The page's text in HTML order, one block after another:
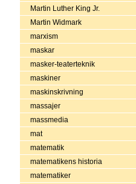
Martin Luther King Jr.
Martin Widmark
marxism
maskar
masker-teaterteknik
maskiner
maskinskrivning
massajer
massmedia
mat
matematik
matematikens historia
matematiker